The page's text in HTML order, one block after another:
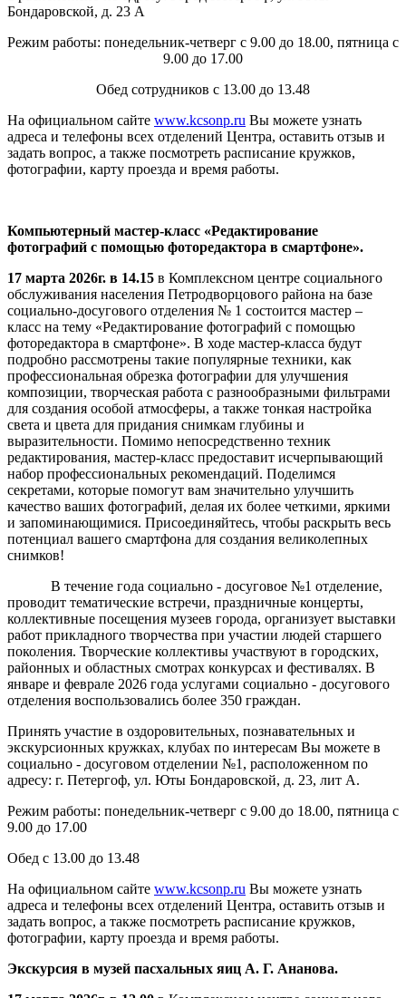
Бондаровской, д. 23 А
Режим работы: понедельник-четверг с 9.00 до 18.00, пятница с
9.00 до 17.00
Обед сотрудников с 13.00 до 13.48
На официальном сайте www.kcsonp.ru Вы можете узнать
адреса и телефоны всех отделений Центра, оставить отзыв и
задать вопрос, а также посмотреть расписание кружков,
фотографии, карту проезда и время работы.
Компьютерный мастер-класс «Редактирование
фотографий с помощью фоторедактора в смартфоне».
17 марта 2026г. в 14.15 в Комплексном центре социального
обслуживания населения Петродворцового района на базе
социально-досугового отделения № 1 состоится мастер –
класс на тему «Редактирование фотографий с помощью
фоторедактора в смартфоне». В ходе мастер-класса будут
подробно рассмотрены такие популярные техники, как
профессиональная обрезка фотографии для улучшения
композиции, творческая работа с разнообразными фильтрами
для создания особой атмосферы, а также тонкая настройка
света и цвета для придания снимкам глубины и
выразительности. Помимо непосредственно техник
редактирования, мастер-класс предоставит исчерпывающий
набор профессиональных рекомендаций. Поделимся
секретами, которые помогут вам значительно улучшить
качество ваших фотографий, делая их более четкими, яркими
и запоминающимися. Присоединяйтесь, чтобы раскрыть весь
потенциал вашего смартфона для создания великолепных
снимков!
В течение года социально - досуговое №1 отделение,
проводит тематические встречи, праздничные концерты,
коллективные посещения музеев города, организует выставки
работ прикладного творчества при участии людей старшего
поколения. Творческие коллективы участвуют в городских,
районных и областных смотрах конкурсах и фестивалях. В
январе и феврале 2026 года услугами социально - досугового
отделения воспользовались более 350 граждан.
Принять участие в оздоровительных, познавательных и
экскурсионных кружках, клубах по интересам Вы можете в
социально - досуговом отделении №1, расположенном по
адресу: г. Петергоф, ул. Юты Бондаровской, д. 23, лит А.
Режим работы: понедельник-четверг с 9.00 до 18.00, пятница с
9.00 до 17.00
Обед с 13.00 до 13.48
На официальном сайте www.kcsonp.ru Вы можете узнать
адреса и телефоны всех отделений Центра, оставить отзыв и
задать вопрос, а также посмотреть расписание кружков,
фотографии, карту проезда и время работы.
Экскурсия в музей пасхальных яиц А. Г. Ананова.